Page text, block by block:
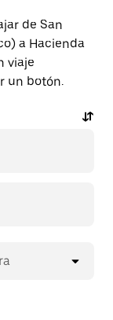
de San
a Hacienda
viaje
un botón.